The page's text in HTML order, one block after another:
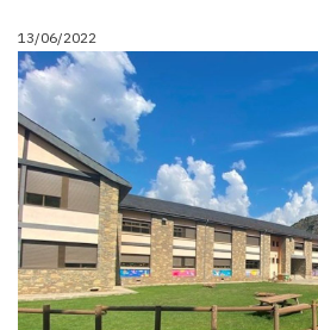
13/06/2022